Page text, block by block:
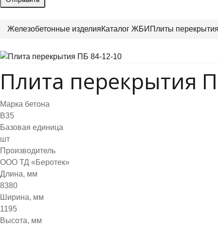
Железобетонные изделияКаталог ЖБИ Плиты
Плита перекрытия
Марка бетона
B35
Базовая единица
шт
Производитель
ООО ТД «Беротек»
Длина, мм
8380
Ширина, мм
1195
Высота, мм